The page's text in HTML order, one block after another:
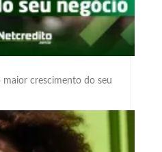
maior crescimento do seu